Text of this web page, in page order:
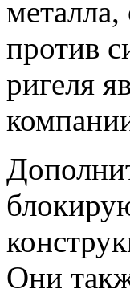
против
ригеля
Они